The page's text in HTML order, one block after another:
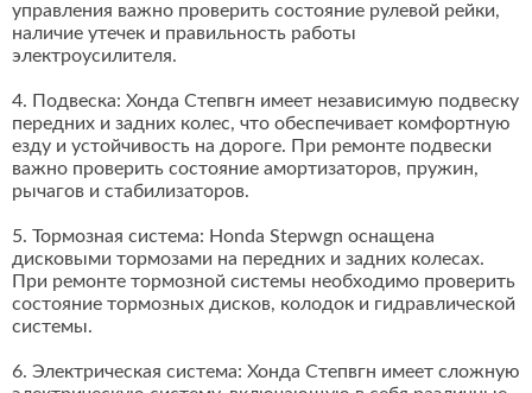
управления важно проверить состояние рулевой рейки,
наличие утечек и правильность работы
электроусилителя.
4. Подвеска: Хонда Степвгн имеет независимую подвеску
передних и задних колес, что обеспечивает комфортную
езду и устойчивость на дороге. При ремонте подвески
важно проверить состояние амортизаторов, пружин,
рычагов и стабилизаторов.
5. Тормозная система: Honda Stepwgn оснащена
дисковыми тормозами на передних и задних колесах.
При ремонте тормозной системы необходимо проверить
состояние тормозных дисков, колодок и гидравлической
системы.
6. Электрическая система: Хонда Степвгн имеет сложную